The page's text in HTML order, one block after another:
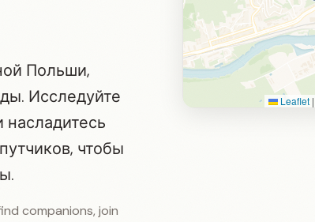
Польши,
Исследуйте
чтобы
companions, join
Leaflet |